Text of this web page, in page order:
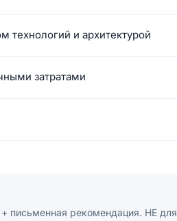
технологий и архитектурой
затратами
письменная рекомендация. НЕ